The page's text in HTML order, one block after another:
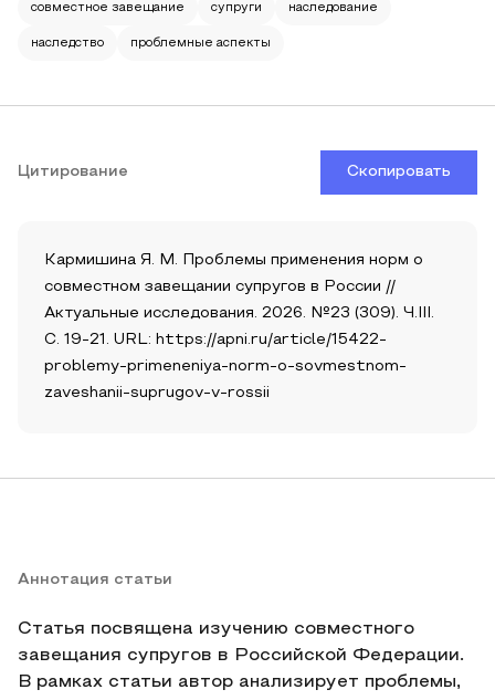
совместное завещание супруги наследование
наследство проблемные аспекты
Цитирование Скопировать
Кармишина Я. М. Проблемы применения норм о
совместном завещании супругов в России //
Актуальные исследования. 2026. №23 (309). Ч.III.
С. 19-21. URL: https://apni.ru/article/15422-
problemy-primeneniya-norm-o-sovmestnom-
zaveshanii-suprugov-v-rossii
Аннотация статьи
Статья посвящена изучению совместного
завещания супругов в Российской Федерации.
В рамках статьи автор анализирует проблемы,